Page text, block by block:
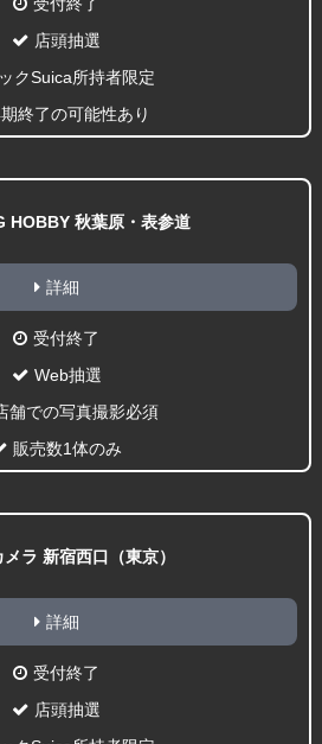
店頭抽選
クSuica所持者限定
終了の可能性あり
HOBBY 秋葉原・表参道
詳細
受付終了
Web抽選
舗での写真撮影必須
販売数1体のみ
ラ 新宿西口（東京）
詳細
受付終了
店頭抽選